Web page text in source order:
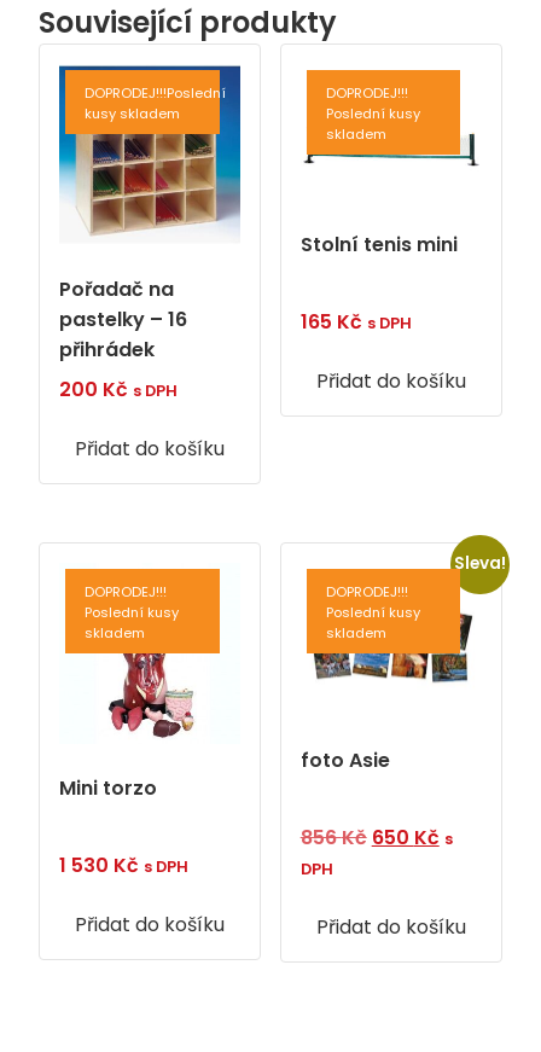
Související produkty
DOPRODEJ!!!Poslední
kusy skladem
Pořadač na
pastelky – 16
přihrádek
200 Kč s DPH
Přidat do košíku
DOPRODEJ!!!
Poslední kusy
skladem
Stolní tenis mini
165 Kč s DPH
Přidat do košíku
DOPRODEJ!!!
Poslední kusy
skladem
Mini torzo
1 530 Kč s DPH
Přidat do košíku
Sleva!
DOPRODEJ!!!
Poslední kusy
skladem
foto Asie
856Kč Původní
856 Kč.
650 KčAktuální
650 Kč.
s
DPH
Přidat do košíku